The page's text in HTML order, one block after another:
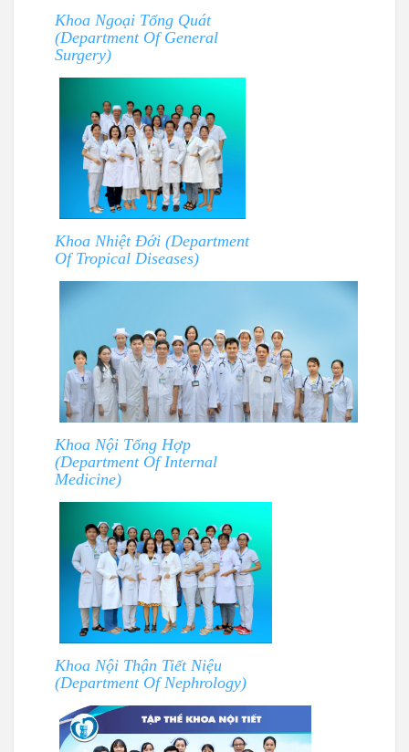
Khoa Ngoại Tổng Quát
(Department Of General
Surgery)
Khoa Nhiệt Đới (Department
Of Tropical Diseases)
Khoa Nội Tổng Hợp
(Department Of Internal
Medicine)
Khoa Nội Thận Tiết Niệu
(Department Of Nephrology)